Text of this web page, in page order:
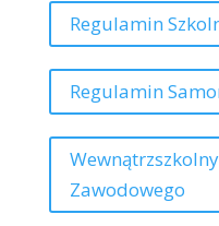
Regulamin
Regulamin
Zawodowego